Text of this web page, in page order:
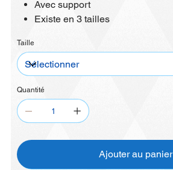
Avec support
Existe en 3 tailles
Taille
Quantité
Ajouter au panier